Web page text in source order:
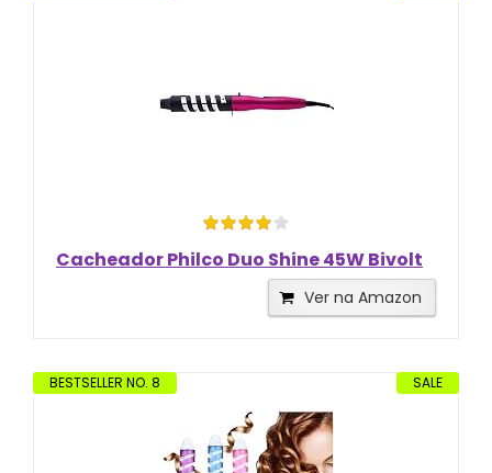
Cacheador Philco Duo Shine 45W Bivolt
Ver na Amazon
SALE
BESTSELLER NO. 8